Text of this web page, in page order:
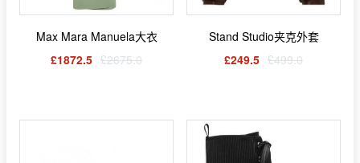
Max Mara Manuela大衣
£1872.5 £2675.0
Stand Studio夹克外套
£249.5 £499.0